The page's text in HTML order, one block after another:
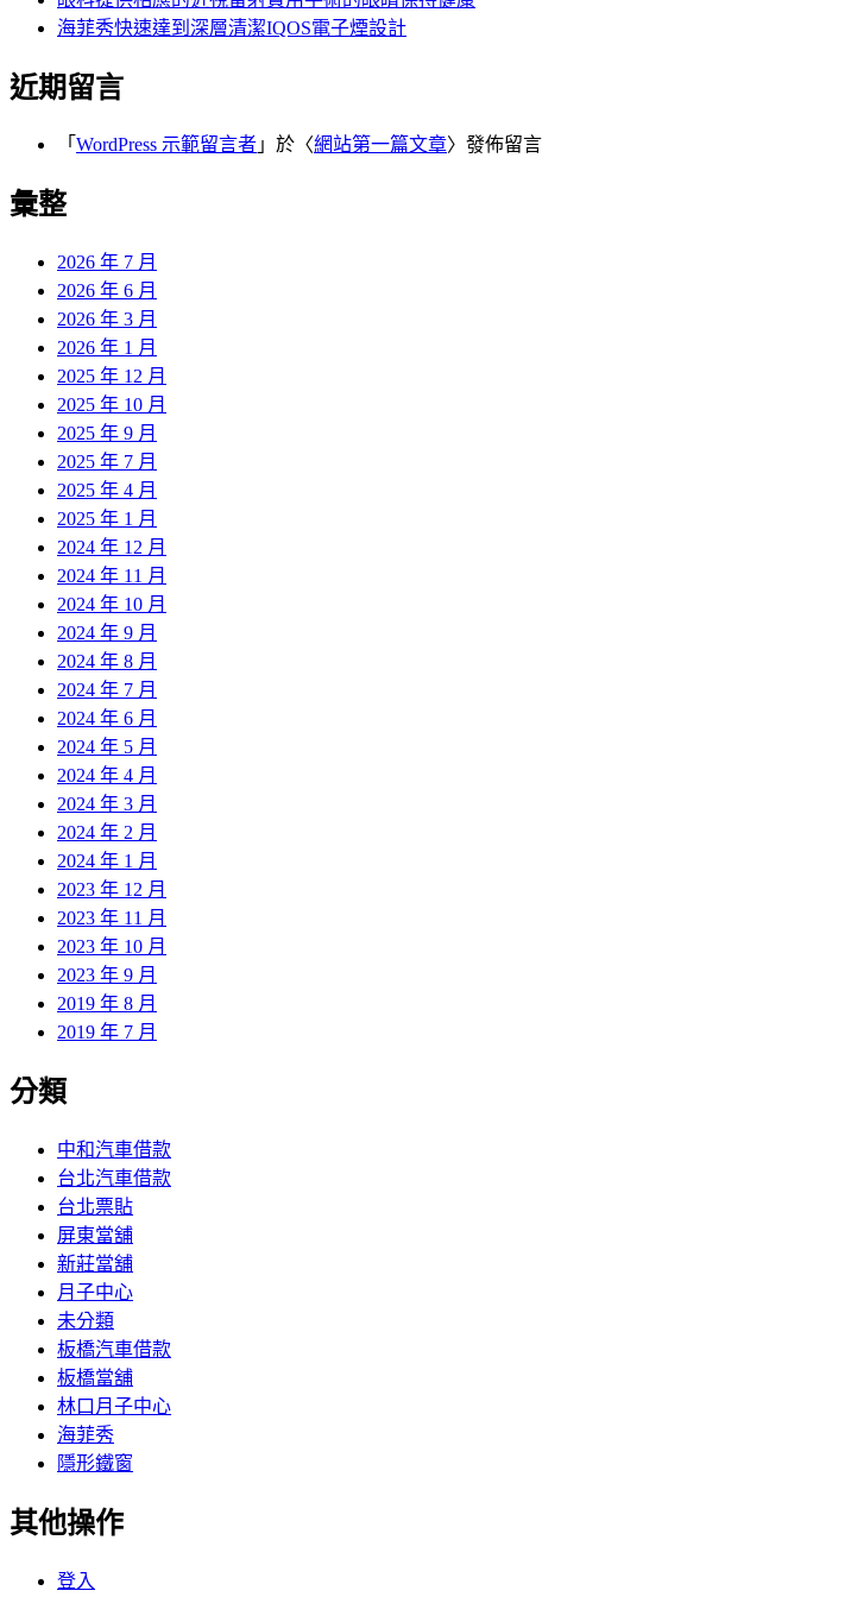
海菲秀快速達到深層清潔IQOS電子煙設計
近期留言
「 WordPress 示範留言者 」於〈網站第一篇文章〉發佈留言
彙整
2026 年 7 月
2026 年 6 月
2026 年 3 月
2026 年 1 月
2025 年 12 月
2025 年 10 月
2025 年 9 月
2025 年 7 月
2025 年 4 月
2025 年 1 月
2024 年 12 月
2024 年 11 月
2024 年 10 月
2024 年 9 月
2024 年 8 月
2024 年 7 月
2024 年 6 月
2024 年 5 月
2024 年 4 月
2024 年 3 月
2024 年 2 月
2024 年 1 月
2023 年 12 月
2023 年 11 月
2023 年 10 月
2023 年 9 月
2019 年 8 月
2019 年 7 月
分類
中和汽車借款
台北汽車借款
台北票貼
屏東當舖
新莊當舖
月子中心
未分類
板橋汽車借款
板橋當舖
林口月子中心
海菲秀
隱形鐵窗
其他操作
登入